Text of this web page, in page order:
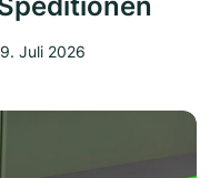
Juli 2026